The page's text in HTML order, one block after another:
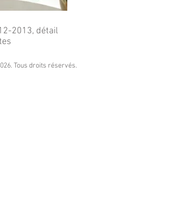
2013, détail
Tous droits réservés.